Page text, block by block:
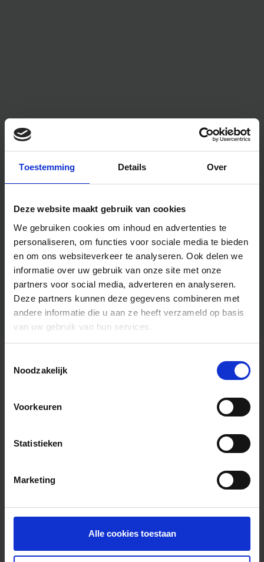
Toestemming Details Over
Deze website maakt gebruik van cookies
We gebruiken cookies om inhoud en advertenties te
personaliseren, om functies voor sociale media te bieden
en om ons websiteverkeer te analyseren. Ook delen we
informatie over uw gebruik van onze site met onze
partners voor social media, adverteren en analyseren.
Deze partners kunnen deze gegevens combineren met
andere informatie die u aan ze heeft verzameld op basis
van uw gebruik van hun services.
Noodzakelijk
Voorkeuren
Statistieken
Marketing
Alle cookies toestaan
Algemene informatie
Foto’s ({{photos.length}})